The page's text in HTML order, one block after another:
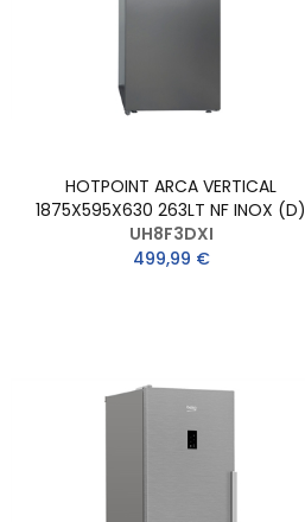
HOTPOINT ARCA VERTICAL
1875X595X630 263LT NF INOX (D)
UH8F3DXI
499,99 €